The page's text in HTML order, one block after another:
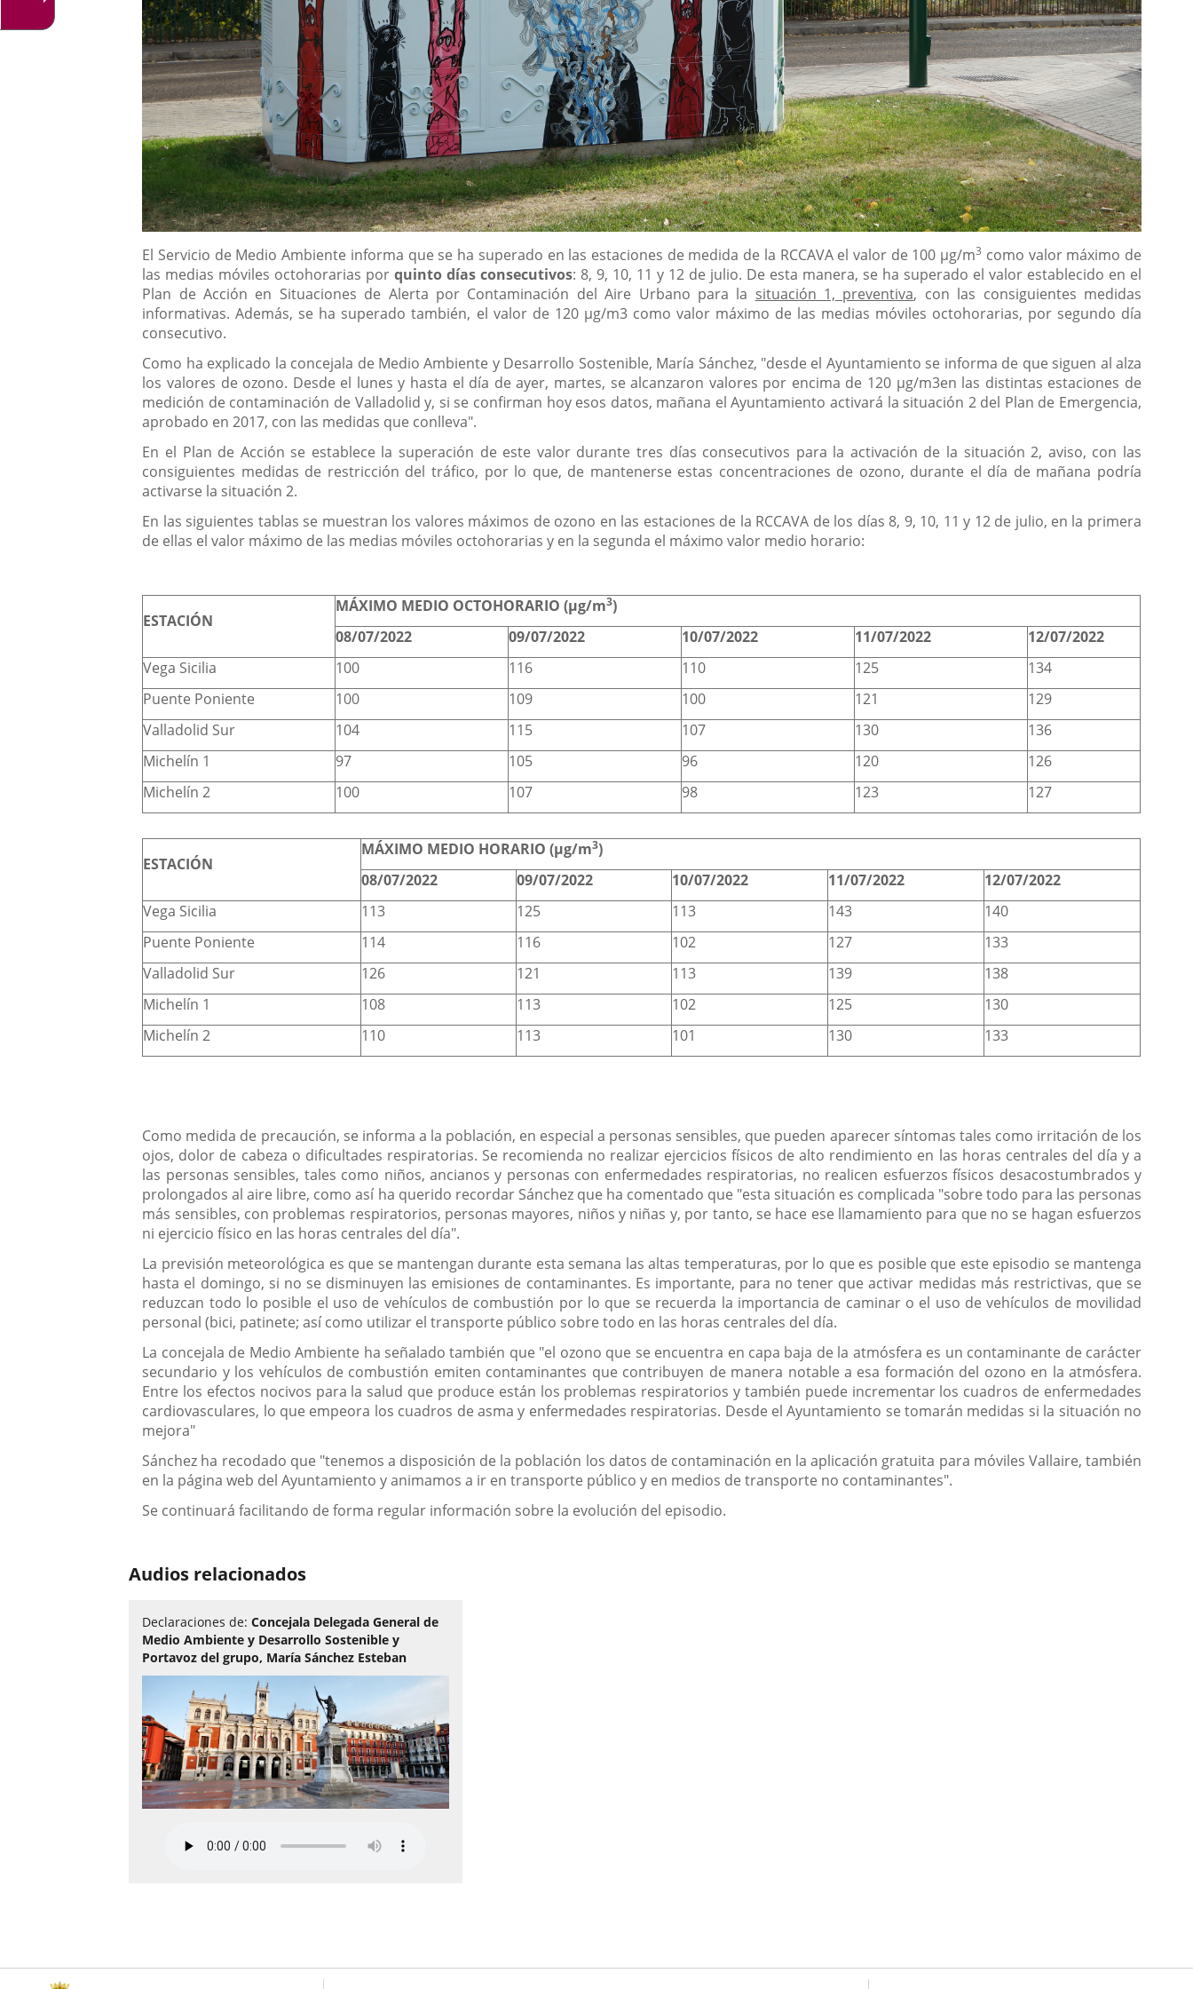
Descripción
El Servicio de Medio Ambiente informa que se ha superado en las estaciones de medida de la RCCAVA el valor de 100 µg/m3 como valor máximo de
las medias móviles octohorarias porquinto días consecutivos: 8, 9, 10, 11 y 12 de julio. De esta manera, se ha superado el valor establecido en el
Plan de Acción en Situaciones de Alerta por Contaminación del Aire Urbano para la situación 1, preventiva, con las consiguientes medidas
informativas. Además, se ha superado también, el valor de 120 µg/m3 como valor máximo de las medias móviles octohorarias, por segundo día
consecutivo.
Como ha explicado la concejala de Medio Ambiente y Desarrollo Sostenible, María Sánchez, "desde el Ayuntamiento se informa de que siguen al alza
los valores de ozono. Desde el lunes y hasta el día de ayer, martes, se alcanzaron valores por encima de 120 µg/m3en las distintas estaciones de
medición de contaminación de Valladolid y, si se confirman hoy esos datos, mañana el Ayuntamiento activará la situación 2 del Plan de Emergencia,
aprobado en 2017, con las medidas que conlleva".
En el Plan de Acción se establece la superación de este valor durante tres días consecutivos para la activación de la situación 2, aviso, con las
consiguientes medidas de restricción del tráfico, por lo que, de mantenerse estas concentraciones de ozono, durante el día de mañana podría
activarse la situación 2.
En las siguientes tablas se muestran los valores máximos de ozono en las estaciones de la RCCAVA de los días 8, 9, 10, 11 y 12 de julio, en la primera
de ellas el valor máximo de las medias móviles octohorarias y en la segunda el máximo valor medio horario:
ESTACIÓN
MÁXIMO MEDIO OCTOHORARIO (µg/m3)
08/07/2022
09/07/2022 10/07/2022 11/07/2022
12/07/2022
Vega Sicilia
100 116 110 125
134
Puente Poniente
100 109 100 121
129
Valladolid Sur
104 115 107 130
136
Michelín 1
97 105 96 120
126
Michelín 2
100 107 98 123 127
ESTACIÓN
MÁXIMO MEDIO HORARIO (µg/m3)
08/07/2022
09/07/2022 10/07/2022 11/07/2022
12/07/2022
Vega Sicilia
113 125 113 143
140
Puente Poniente
114 116 102 127
133
Valladolid Sur
126 121 113 139
138
Michelín 1
108 113 102 125
130
Michelín 2
110 113 101 130 133
Como medida de precaución, se informa a la población, en especial a personas sensibles, que pueden aparecer síntomas tales como irritación de los
ojos, dolor de cabeza o dificultades respiratorias. Se recomienda no realizar ejercicios físicos de alto rendimiento en las horas centrales del día y a
las personas sensibles, tales como niños, ancianos y personas con enfermedades respiratorias, no realicen esfuerzos físicos desacostumbrados y
prolongados al aire libre, como así ha querido recordar Sánchez que ha comentado que "esta situación es complicada "sobre todo para las personas
más sensibles, con problemas respiratorios, personas mayores, niños y niñas y, por tanto, se hace ese llamamiento para que no se hagan esfuerzos
ni ejercicio físico en las horas centrales del día".
La previsión meteorológica es que se mantengan durante esta semana las altas temperaturas, por lo que es posible que este episodio se mantenga
hasta el domingo, si no se disminuyen las emisiones de contaminantes. Es importante, para no tener que activar medidas más restrictivas, que se
reduzcan todo lo posible el uso de vehículos de combustión por lo que se recuerda la importancia de caminar o el uso de vehículos de movilidad
personal (bici, patinete; así como utilizar el transporte público sobre todo en las horas centrales del día.
La concejala de Medio Ambiente ha señalado también que "el ozono que se encuentra en capa baja de la atmósfera es un contaminante de carácter
secundario y los vehículos de combustión emiten contaminantes que contribuyen de manera notable a esa formación del ozono en la atmósfera.
Entre los efectos nocivos para la salud que produce están los problemas respiratorios y también puede incrementar los cuadros de enfermedades
cardiovasculares, lo que empeora los cuadros de asma y enfermedades respiratorias. Desde el Ayuntamiento se tomarán medidas si la situación no
mejora"
Sánchez ha recodado que "tenemos a disposición de la población los datos de contaminación en la aplicación gratuita para móviles Vallaire, también
en la página web del Ayuntamiento y animamos a ir en transporte público y en medios de transporte no contaminantes".
Se continuará facilitando de forma regular información sobre la evolución del episodio.
Audios relacionados
Declaraciones de:Concejala Delegada General de
Medio Ambiente y Desarrollo Sostenible y
Portavoz del grupo, María Sánchez Esteban